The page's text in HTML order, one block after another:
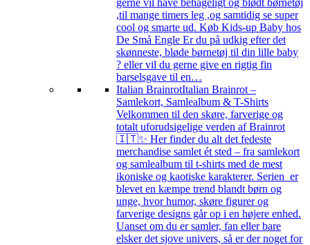
,til mange timers leg ,og samtidig se super
cool og smarte ud. Køb Kids-up Baby hos
De Små Engle Er du på udkig efter det
skønneste, bløde børnetøj til din lille baby
? eller vil du gerne give en rigtig fin
barselsgave til en…
Italian BrainrotItalian Brainrot –
Samlekort, Samlealbum & T-Shirts
Velkommen til den skøre, farverige og
totalt uforudsigelige verden af Brainrot
🇮🇹✨ Her finder du alt det fedeste
merchandise samlet ét sted – fra samlekort
og samlealbum til t-shirts med de mest
ikoniske og kaotiske karakterer. Serien er
blevet en kæmpe trend blandt børn og
unge, hvor humor, skøre figurer og
farverige designs går op i en højere enhed.
Uanset om du er samler, fan eller bare
elsker det sjove univers, så er der noget for